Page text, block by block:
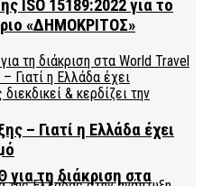
τη διάκριση στα
ISO 15189:2022 για το
«ΔΗΜΟΚΡΙΤΟΣ»
– Γιατί η Ελλάδα έχει